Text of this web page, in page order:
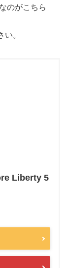
のがこちら
。
Liberty 5